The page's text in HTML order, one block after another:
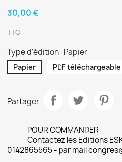
30,00 €
TTC
Type d'édition : Papier
Papier PDF téléchargeable
Partager
POUR COMMANDER
Contactez les Editions
0142865565 - par mail